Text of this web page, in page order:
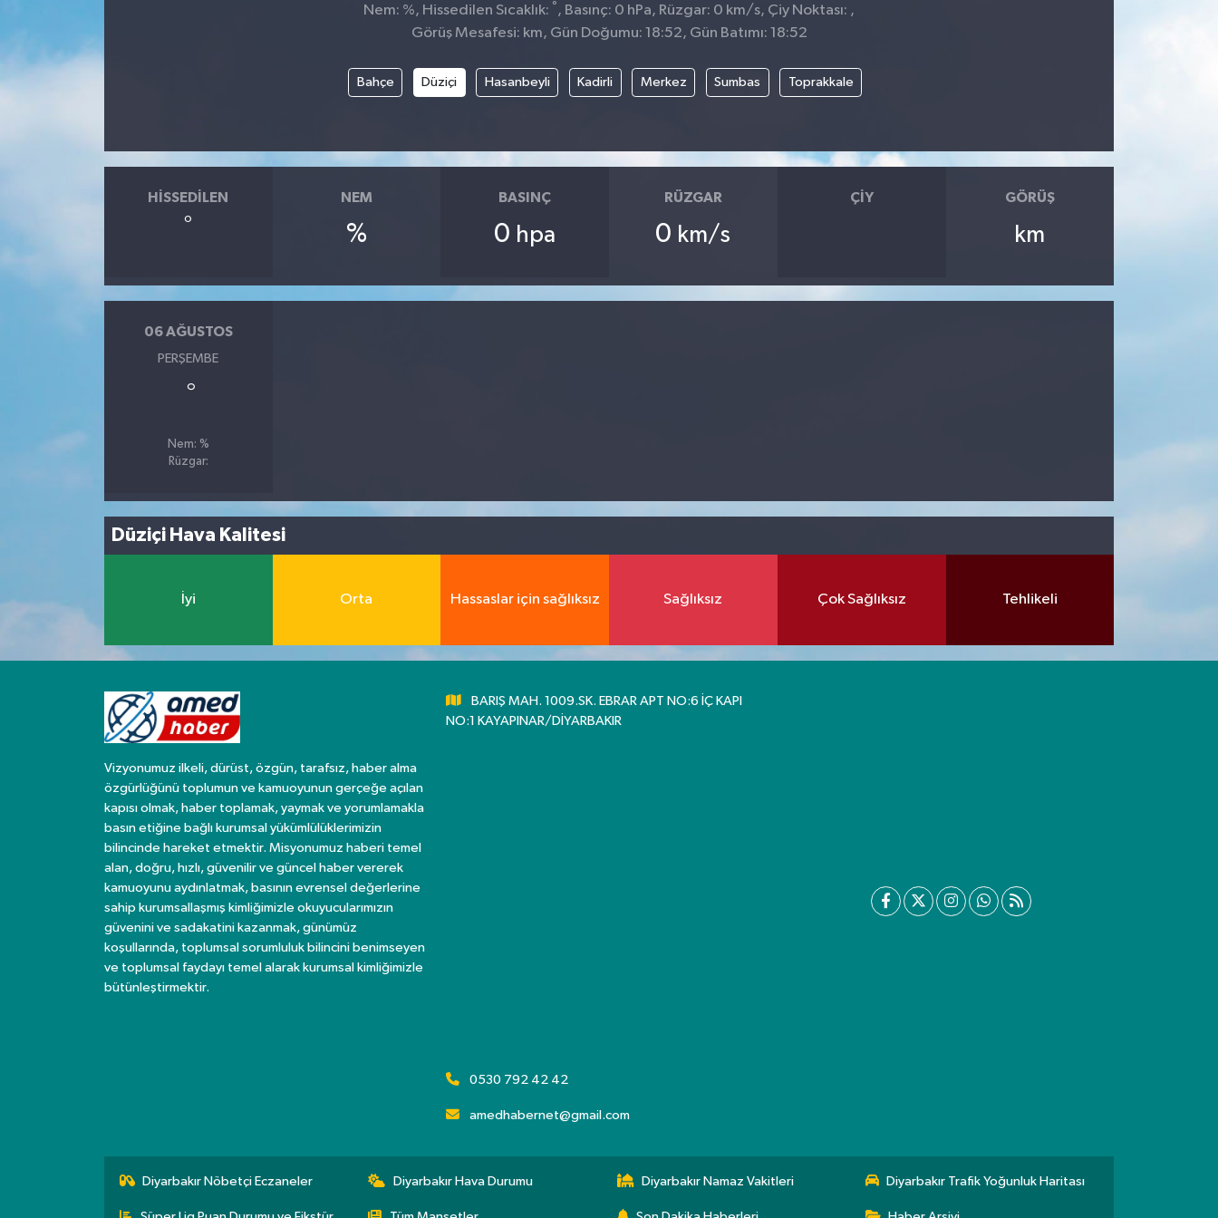
Nem: %, Hissedilen Sıcaklık: ° , Basınç: 0 hPa, Rüzgar: 0 km/s, Çiy Noktası: ,
Görüş Mesafesi: km, Gün Doğumu: 18:52, Gün Batımı: 18:52
Bahçe Düziçi Hasanbeyli Kadirli Merkez Sumbas Toprakkale
HISSEDILEN
°
NEM
%
BASINÇ
0 hpa
RÜZGAR
0 km/s
ÇIY GÖRÜŞ
km
06 AĞUSTOS
PERŞEMBE
°
Nem: %
Rüzgar:
Düziçi Hava Kalitesi
İyi Orta Hassaslar için sağlıksız Sağlıksız Çok Sağlıksız Tehlikeli
Vizyonumuz ilkeli, dürüst, özgün, tarafsız, haber alma
özgürlüğünü toplumun ve kamuoyunun gerçeğe açılan
kapısı olmak, haber toplamak, yaymak ve yorumlamakla
basın etiğine bağlı kurumsal yükümlülüklerimizin
bilincinde hareket etmektir. Misyonumuz haberi temel
alan, doğru, hızlı, güvenilir ve güncel haber vererek
kamuoyunu aydınlatmak, basının evrensel değerlerine
sahip kurumsallaşmış kimliğimizle okuyucularımızın
güvenini ve sadakatini kazanmak, günümüz
koşullarında, toplumsal sorumluluk bilincini benimseyen
ve toplumsal faydayı temel alarak kurumsal kimliğimizle
bütünleştirmektir.
BARIŞ MAH. 1009.SK. EBRAR APT NO:6 İÇ KAPI
NO:1 KAYAPINAR/DİYARBAKIR
0530 792 42 42
amedhabernet@gmail.com
Diyarbakır Nöbetçi Eczaneler Diyarbakır Hava Durumu Diyarbakır Namaz Vakitleri Diyarbakır Trafik Yoğunluk Haritası
İlim & İrfan
Sağlık & Yaşam